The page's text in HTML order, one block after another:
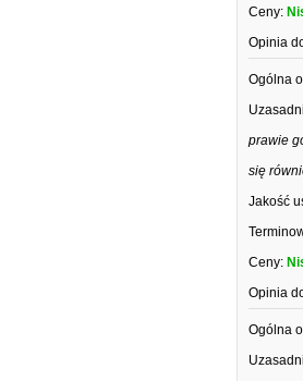
Ceny:
Opinia
Ogólna
prawie
się
Jakość
Ceny:
Opinia
Ogólna